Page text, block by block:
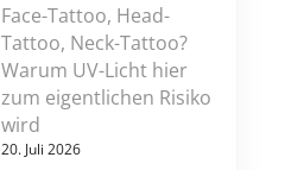
Face-Tattoo, Head-
Tattoo, Neck-Tattoo?
Warum UV-Licht hier
zum eigentlichen Risiko
wird
20. Juli 2026